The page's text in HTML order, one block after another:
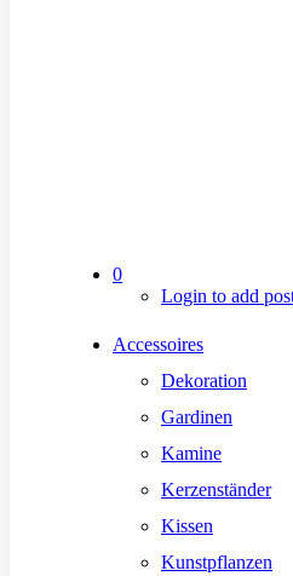
0
Login to add
Accessoires
Dekoration
Gardinen
Kamine
Kerzenständer
Kissen
Kunstpflanzen